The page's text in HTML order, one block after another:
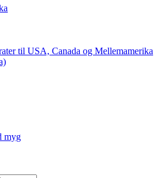
til USA, Canada og Mellemamerika
myg